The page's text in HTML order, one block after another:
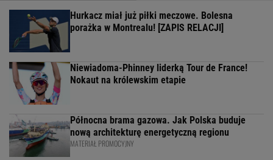
Hurkacz miał już piłki meczowe. Bolesna
porażka w Montrealu! [ZAPIS RELACJI]
Niewiadoma-Phinney liderką Tour de France!
Nokaut na królewskim etapie
Północna brama gazowa. Jak Polska buduje
nową architekturę energetyczną regionu
MATERIAŁ PROMOCYJNY